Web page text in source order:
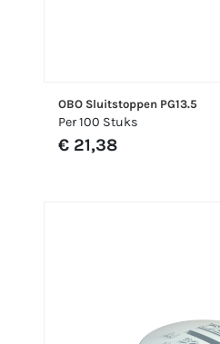
OBO Sluitstoppen PG13.5
Per 100 Stuks
€ 21,38